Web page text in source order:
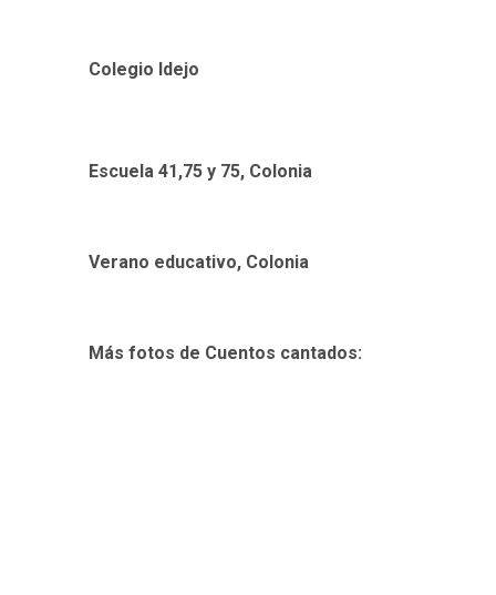
Colegio Idejo
Escuela 41,75 y 75, Colonia
Verano educativo, Colonia
Más fotos de Cuentos cantados: